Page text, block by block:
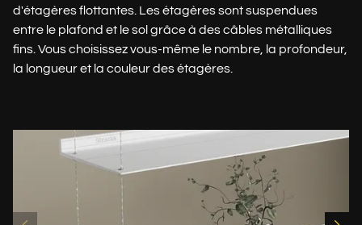
d'étagères flottantes. Les étagères sont suspendues
entre le plafond et le sol grâce à des câbles métalliques
fins. Vous choisissez vous-même le nombre, la profondeur,
la longueur et la couleur des étagères.